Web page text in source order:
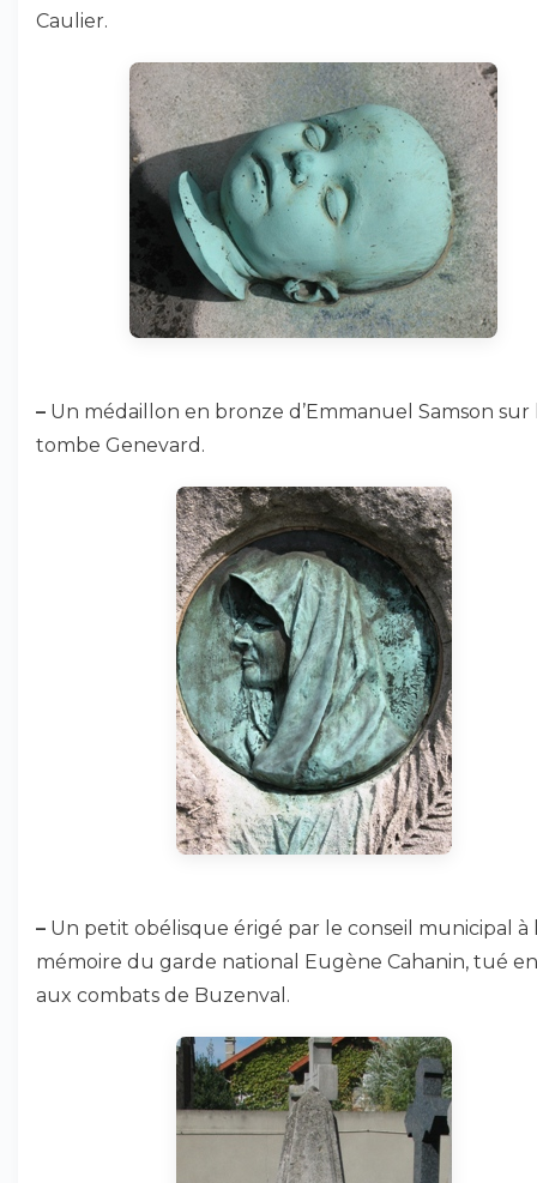
Caulier.
– Un médaillon en bronze d’Emmanuel Samson sur
tombe Genevard.
– Un petit obélisque érigé par le conseil municipal à
mémoire du garde national Eugène Cahanin, tué en
aux combats de Buzenval.